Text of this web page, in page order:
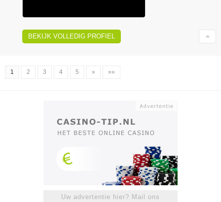
BEKIJK VOLLEDIG PROFIEL
1 2 3 4 5 » »»
Uw advertentie hier? Mail ons